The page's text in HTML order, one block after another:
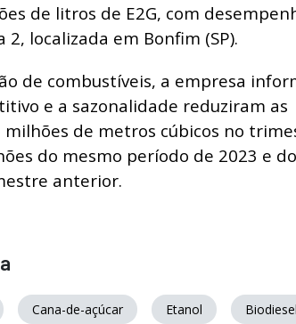
de litros de E2G, com
localizada em Bonfim (SP).
de combustíveis, a empresa
e a sazonalidade reduziram as
milhões de metros cúbicos no
do mesmo período de 2023 e
anterior.
Cana-de-açúcar Etanol Biodiesel